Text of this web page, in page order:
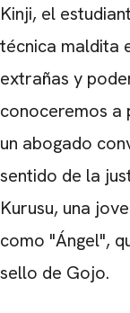
Kinji, el
técnica maldita
extrañas y
conoceremos a
un abogado
sentido de la
Kurusu, una
como "Ángel",
sello de Gojo.